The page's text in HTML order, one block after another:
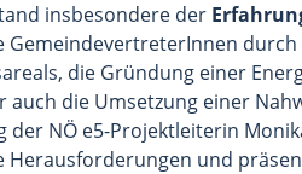
insbesondere der
GemeindevertreterInnen
die Gründung einer
die Umsetzung einer
NÖ e5-Projektleiterin
und